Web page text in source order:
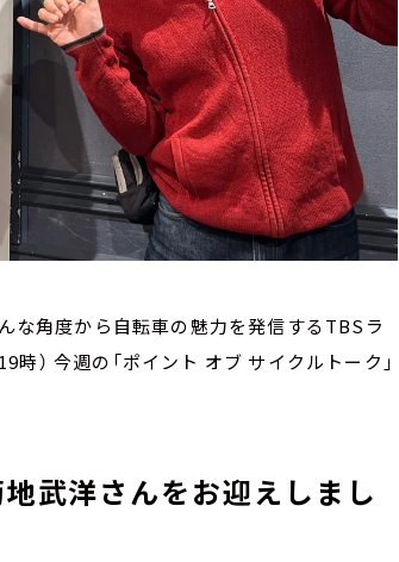
な角度から自転車の魅力を発信するTBSラ
時） 今週の「ポイント オブ サイクルトーク」
武洋さんをお迎えしまし